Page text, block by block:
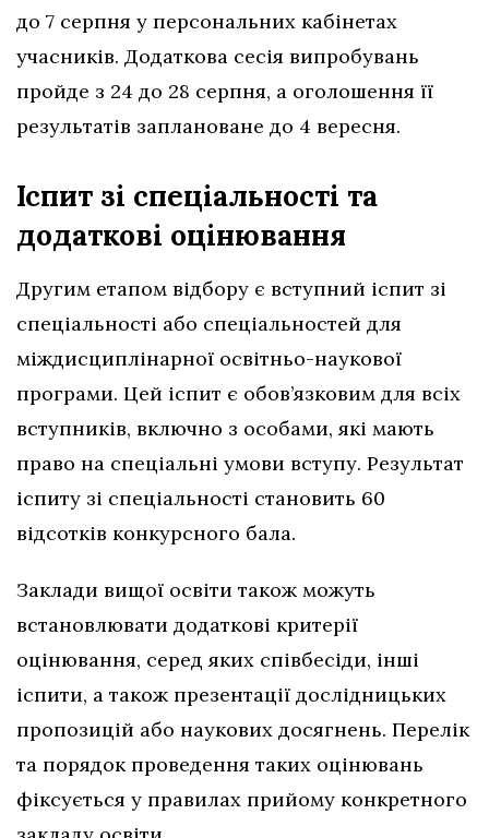
до 7 серпня у персональних кабінетах
учасників. Додаткова сесія випробувань
пройде з 24 до 28 серпня, а оголошення її
результатів заплановане до 4 вересня.
Іспит зі спеціальності та
додаткові оцінювання
Другим етапом відбору є вступний іспит зі
спеціальності або спеціальностей для
міждисциплінарної освітньо-наукової
програми. Цей іспит є обов’язковим для всіх
вступників, включно з особами, які мають
право на спеціальні умови вступу. Результат
іспиту зі спеціальності становить 60
відсотків конкурсного бала.
Заклади вищої освіти також можуть
встановлювати додаткові критерії
оцінювання, серед яких співбесіди, інші
іспити, а також презентації дослідницьких
пропозицій або наукових досягнень. Перелік
та порядок проведення таких оцінювань
фіксується у правилах прийому конкретного